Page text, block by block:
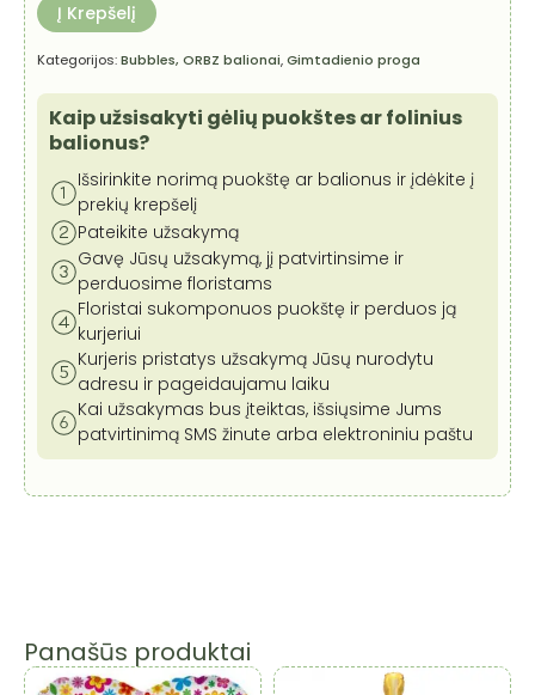
Į Krepšelį
Kategorijos:Bubbles, ORBZ balionai,Gimtadienio proga
Kaip užsisakyti gėlių puokštes ar folinius
balionus?
Išsirinkite norimą puokštę ar balionus ir įdėkite į
prekių krepšelį
Pateikite užsakymą
Gavę Jūsų užsakymą, jį patvirtinsime ir
perduosime floristams
Floristai sukomponuos puokštę ir perduos ją
kurjeriui
Kurjeris pristatys užsakymą Jūsų nurodytu
adresu ir pageidaujamu laiku
Kai užsakymas bus įteiktas, išsiųsime Jums
patvirtinimą SMS žinute arba elektroniniu paštu
Panašūs produktai